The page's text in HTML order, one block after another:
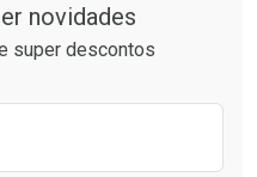
Ativar Desconto
Comprar sem Desconto
Comprar sem Desconto
novidades
super descontos